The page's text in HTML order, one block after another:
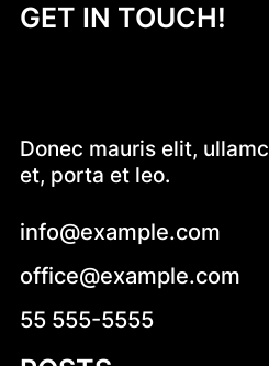
a
GET IN TOUCH!
Donec mauris elit,
et, porta et leo.
info@example.com
office@example.com
55 555-5555